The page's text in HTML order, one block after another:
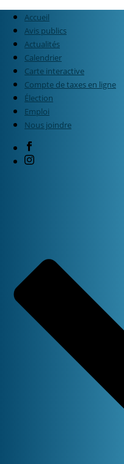
Accueil
Avis publics
Actualités
Calendrier
Carte interactive
Compte de taxes en ligne
Élection
Emploi
Nous joindre